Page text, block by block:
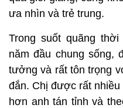
ưa nhìn và trẻ trung.
Trong suốt quãng
năm đầu chung sống,
tưởng và rất tôn trọng
đắn. Chị được rất
hơn anh tán tỉnh và